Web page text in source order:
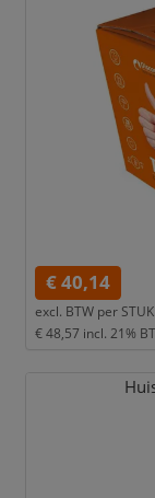
€ 40,14
excl. BTW per STUK
€ 48,57 incl. 21%